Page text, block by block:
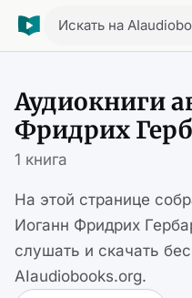
Искать на
Аудиокниги
Фридрих
1 книга
На этой странице
Иоганн Фридрих
слушать и скачать
AIaudiobooks.org.